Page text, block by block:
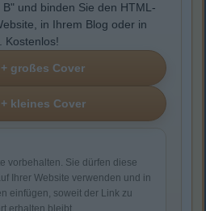
und binden Sie den HTML-
in Ihrem Blog oder in
Kostenlos!
vorbehalten. Sie dürfen diese
Ihrer Website verwenden und in
einfügen, soweit der Link zu